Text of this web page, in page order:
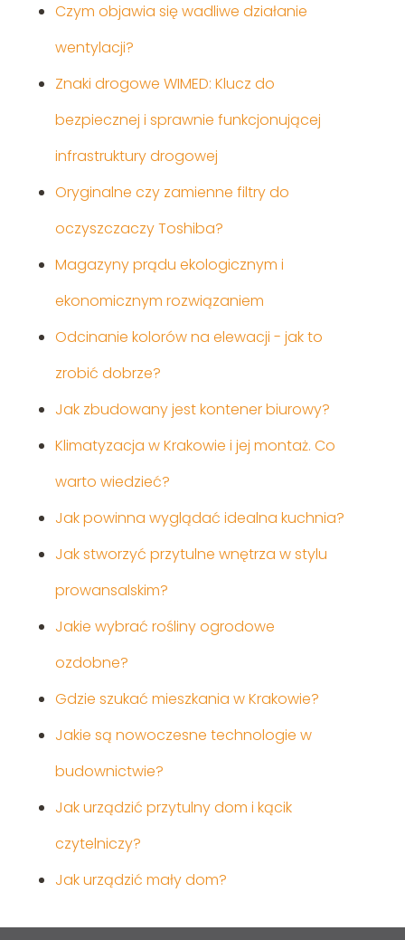
Czym objawia się wadliwe działanie
wentylacji?
Znaki drogowe WIMED: Klucz do
bezpiecznej i sprawnie funkcjonującej
infrastruktury drogowej
Oryginalne czy zamienne filtry do
oczyszczaczy Toshiba?
Magazyny prądu ekologicznym i
ekonomicznym rozwiązaniem
Odcinanie kolorów na elewacji - jak to
zrobić dobrze?
Jak zbudowany jest kontener biurowy?
Klimatyzacja w Krakowie i jej montaż. Co
warto wiedzieć?
Jak powinna wyglądać idealna kuchnia?
Jak stworzyć przytulne wnętrza w stylu
prowansalskim?
Jakie wybrać rośliny ogrodowe
ozdobne?
Gdzie szukać mieszkania w Krakowie?
Jakie są nowoczesne technologie w
budownictwie?
Jak urządzić przytulny dom i kącik
czytelniczy?
Jak urządzić mały dom?